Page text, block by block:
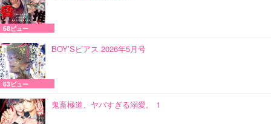
68ビュー
BOY’Sピアス 2026年5月号
63ビュー
鬼畜極道、ヤバすぎる溺愛。 1